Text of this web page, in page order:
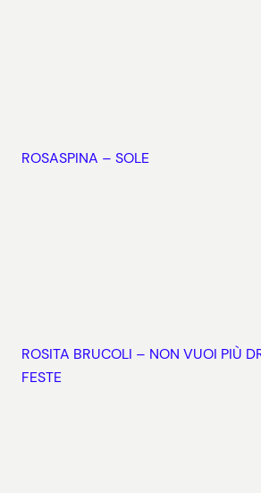
ROSASPINA – SOLE
ROSITA BRUCOLI – NON VUOI PIÙ
FESTE